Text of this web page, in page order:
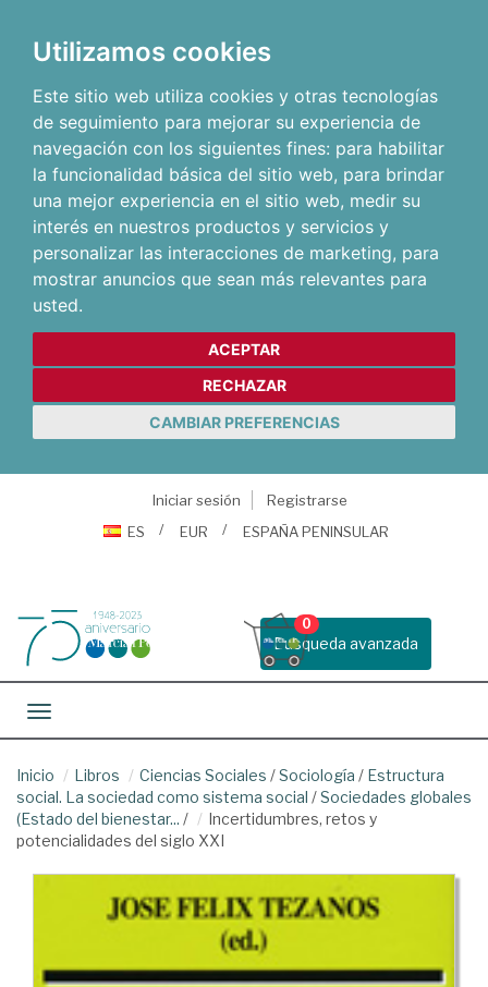
Utilizamos cookies
Este sitio web utiliza cookies y otras tecnologías
de seguimiento para mejorar su experiencia de
navegación con los siguientes fines: para habilitar
la funcionalidad básica del sitio web, para brindar
una mejor experiencia en el sitio web, medir su
interés en nuestros productos y servicios y
personalizar las interacciones de marketing, para
mostrar anuncios que sean más relevantes para
usted.
ACEPTAR
RECHAZAR
CAMBIAR PREFERENCIAS
Iniciar sesión
Registrarse
ES
EUR ESPAÑA PENINSULAR
Busqueda avanzada
0
Toggle navigation
Inicio Libros Ciencias Sociales /Sociología / Estructura
social. La sociedad como sistema social /Sociedades globales
(Estado del bienestar... /
Incertidumbres, retos y
potencialidades del siglo XXI